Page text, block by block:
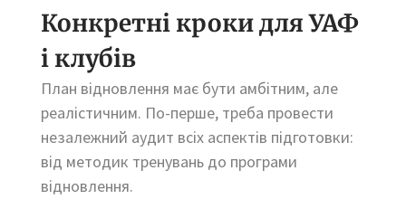
Конкретні кроки для УАФ
і клубів
План відновлення має бути амбітним, але
реалістичним. По-перше, треба провести
незалежний аудит всіх аспектів підготовки:
від методик тренувань до програми
відновлення.